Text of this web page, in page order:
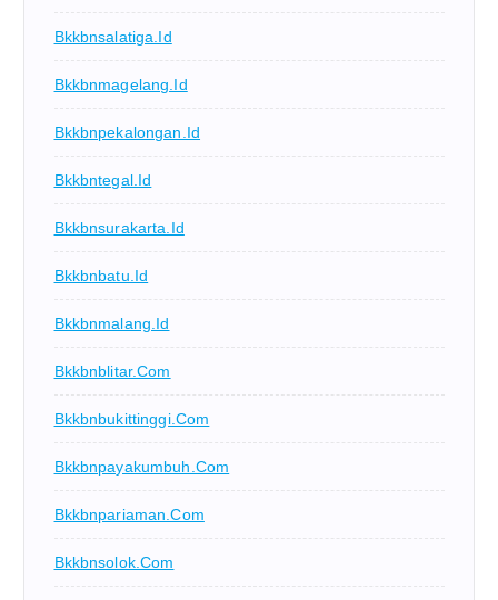
Bkkbnsalatiga.id
Bkkbnmagelang.id
Bkkbnpekalongan.id
Bkkbntegal.id
Bkkbnsurakarta.id
Bkkbnbatu.id
Bkkbnmalang.id
Bkkbnblitar.com
Bkkbnbukittinggi.com
Bkkbnpayakumbuh.com
Bkkbnpariaman.com
Bkkbnsolok.com